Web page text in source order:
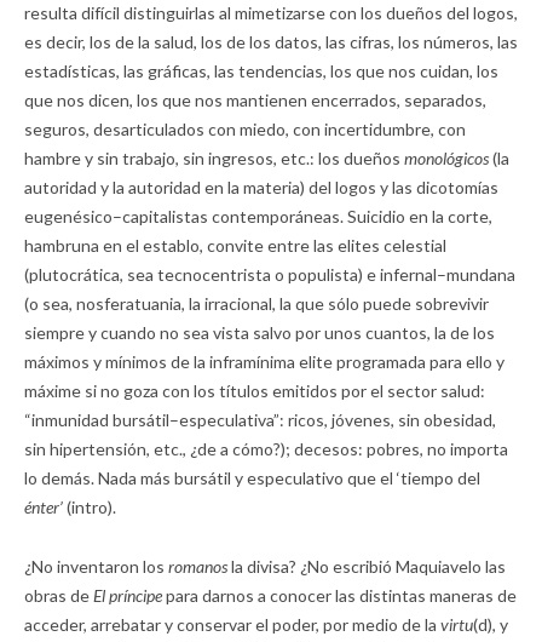
resulta difícil distinguirlas al mimetizarse con los dueños del logos,
es decir, los de la salud, los de los datos, las cifras, los números, las
estadísticas, las gráficas, las tendencias, los que nos cuidan, los
que nos dicen, los que nos mantienen encerrados, separados,
seguros, desarticulados con miedo, con incertidumbre, con
hambre y sin trabajo, sin ingresos, etc.: los dueños monológicos(la
autoridad y la autoridad en la materia) del logos y las dicotomías
eugenésico–capitalistas contemporáneas. Suicidio en la corte,
hambruna en el establo, convite entre las elites celestial
(plutocrática, sea tecnocentrista o populista) e infernal–mundana
(o sea, nosferatuania, la irracional, la que sólo puede sobrevivir
siempre y cuando no sea vista salvo por unos cuantos, la de los
máximos y mínimos de la inframínima elite programada para ello y
máxime si no goza con los títulos emitidos por el sector salud:
“inmunidad bursátil–especulativa”: ricos, jóvenes, sin obesidad,
sin hipertensión, etc., ¿de a cómo?); decesos: pobres, no importa
lo demás. Nada más bursátil y especulativo que el ‘tiempo del
énter’(intro).
¿No inventaron los romanosla divisa? ¿No escribió Maquiavelo las
obras deEl príncipepara darnos a conocer las distintas maneras de
acceder, arrebatar y conservar el poder, por medio de la virtu(d), y